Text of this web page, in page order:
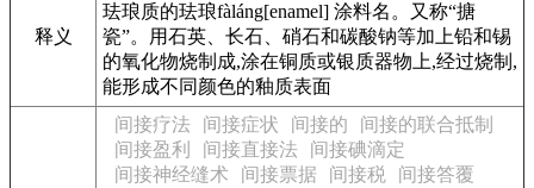
释义
珐琅质的珐琅fàláng[enamel] 涂料名。又称“搪
瓷”。用石英、长石、硝石和碳酸钠等加上铅和锡
的氧化物烧制成,涂在铜质或银质器物上,经过烧制,
能形成不同颜色的釉质表面
间接疗法 间接症状 间接的
间接的联合抵制
间接盈利
间接直接法
间接碘滴定
间接神经缝术
间接票据 间接税
间接答覆